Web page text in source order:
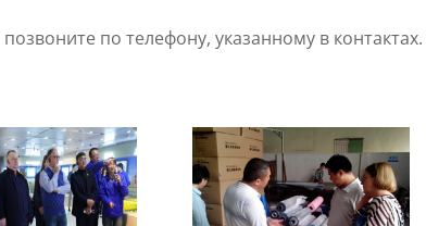
по телефону, указанному в контактах.